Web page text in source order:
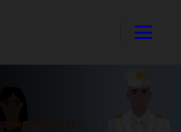
SCHENGEN